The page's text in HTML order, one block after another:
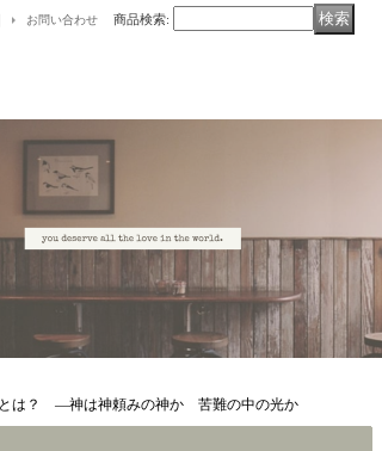
お問い合わせ 商品検索:
とは？ ―神は神頼みの神か 苦難の中の光か